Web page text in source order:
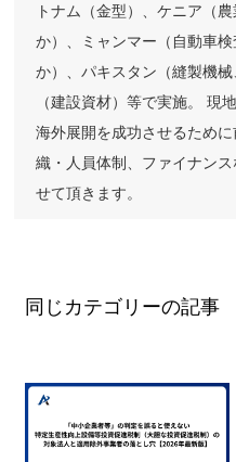
トナム（金型）、ケニア（
か）、ミャンマー（自動車
か）、パキスタン（縫製機
（建設資材）等で実施。 現
海外展開を成功させるため
織・人員体制、ファイナン
せて頂きます。
同じカテゴリーの記事